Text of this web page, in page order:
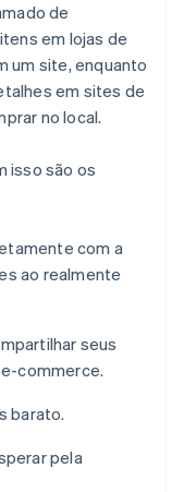
de
em lojas de
um site, enquanto
em sites de
no local.
isso são os
com a
ao realmente
seus
commerce.
barato.
pela